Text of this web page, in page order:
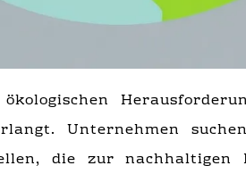
Unternehmen
die zur nachhaltigen